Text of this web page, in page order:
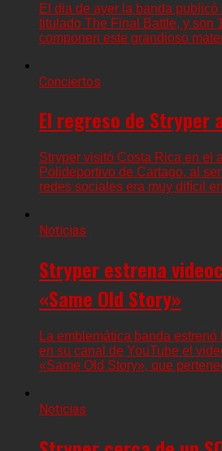
El dia de ayer la banda
titulado The Final Battle, y son
componen este grandioso
Conciertos
El regreso de Stryper
Stryper visitó Costa Rica en el
Polideportivo de Cartago, al
redes sociales era muy difícil
Noticias
Stryper estrena
«Same Old Story»
La emblemática banda
en su canal de YouTube el
«Same Old Story», que
Noticias